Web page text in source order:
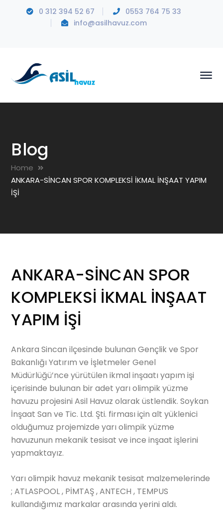
0 312 394 52 67
0553 764 75 33
info@asilhavuz.com
Blog
Home
ANKARA-SİNCAN SPOR KOMPLEKSİ İKMAL İNŞAAT YAPIM
İŞİ
ANKARA-SİNCAN SPOR
KOMPLEKSİ İKMAL İNŞAAT
YAPIM İŞİ
Ankara Sincan ilçesinde bulunan Gençlik ve Spor
Bakanlığı Yatırım ve İşletmeler Genel
Müdürlüğü’nce yürütülen ikmal inşaatı yapım işi
içerisinde bulunan bir adet yarı olimpik yüzme
havuzu projesini Asil Havuz olarak üstlendik. Soykan
İnşaat San ve Tic. Ltd. Şti. firması için alt yüklenici
olduğumuz projemizde yarı olimpik yüzme
havuzunun mekanik tesisat ve ince inşaat işlerini
yapmaktayız.
Yarı olimpik havuz mekanik tesisat malzemelerinde
; ATLASPOOL , PİMTAŞ , ANTECH , TEMPUS
kullandığımız markalar arasında yerini aldı.